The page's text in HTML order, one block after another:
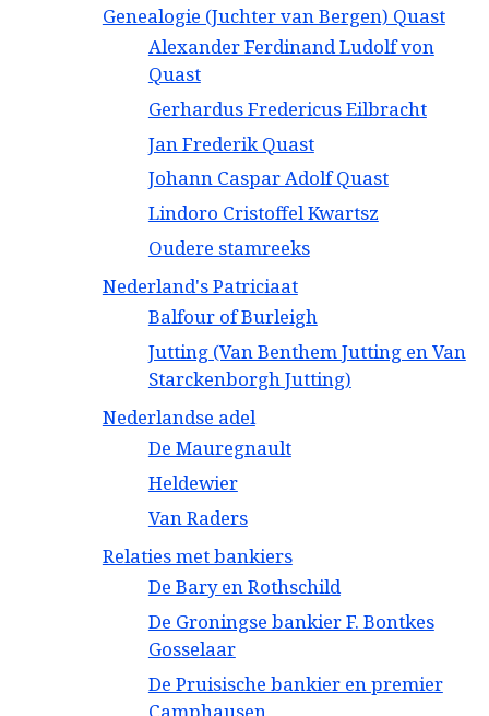
Genealogie (Juchter van Bergen) Quast
Alexander Ferdinand Ludolf von
Quast
Gerhardus Fredericus Eilbracht
Jan Frederik Quast
Johann Caspar Adolf Quast
Lindoro Cristoffel Kwartsz
Oudere stamreeks
Nederland's Patriciaat
Balfour of Burleigh
Jutting (Van Benthem Jutting en Van
Starckenborgh Jutting)
Nederlandse adel
De Mauregnault
Heldewier
Van Raders
Relaties met bankiers
De Bary en Rothschild
De Groningse bankier F. Bontkes
Gosselaar
De Pruisische bankier en premier
Camphausen